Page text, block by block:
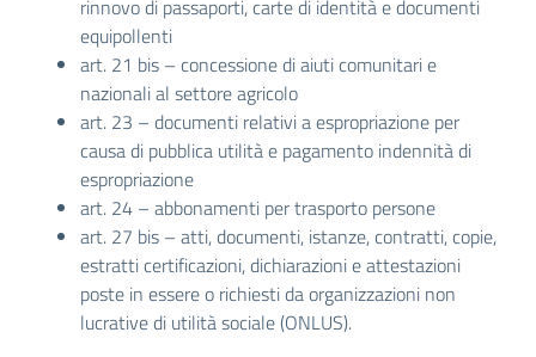
rinnovo di passaporti, carte di identità e documenti
equipollenti
art. 21 bis – concessione di aiuti comunitari e
nazionali al settore agricolo
art. 23 – documenti relativi a espropriazione per
causa di pubblica utilità e pagamento indennità di
espropriazione
art. 24 – abbonamenti per trasporto persone
art. 27 bis – atti, documenti, istanze, contratti, copie,
estratti certificazioni, dichiarazioni e attestazioni
poste in essere o richiesti da organizzazioni non
lucrative di utilità sociale (ONLUS).